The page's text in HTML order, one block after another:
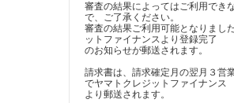
審査の結果によってはご利用でき
で、ご了承ください。
審査の結果ご利用可能となりまし
ットファイナンスより登録完了
のお知らせが郵送されます。
請求書は、請求確定月の翌月３営
でヤマトクレジットファイナンス
より郵送されます。